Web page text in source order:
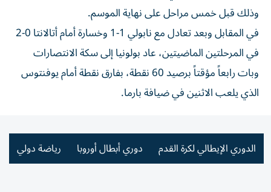
وذلك قبل خمس مراحل على نهاية الموسم.
في المقابل وبعد تعادل مع نابولي 1-1 وخسارة أمام أتالانتا 0-2
في المرحلتين الماضيتين، عاد بولونيا إلى سكة الانتصارات
وبات رابعاً مؤقتاً برصيد 60 نقطة، بفارق نقطة أمام يوفنتوس
الذي يلعب الاثنين في ضيافة بارما.
الدوري الإيطالي لكرة القدم دوري أبطال أوروبا رياضة دولي